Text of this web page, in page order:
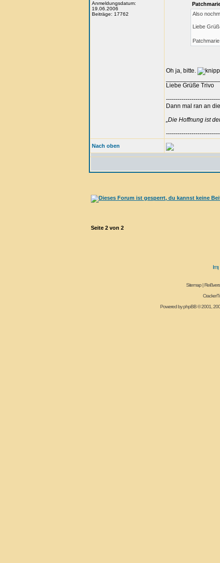
Anmeldungsdatum:
19.06.2006
Beiträge: 17762
Also
Liebe
Patchmarie
Oh ja, bitte.
Liebe Grüße Trivo
Dann mal ran an
„Die Hoffnung ist
Nach oben
Seite 2 von 2
Sitemap|
Powered byphpBB© 2001,